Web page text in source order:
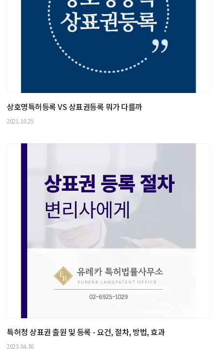
상호명특허등록 VS 상표권등록 뭐가 다를까
2021.10.25
특허청 상표권 출원 및 등록 - 요건, 절차, 방법, 효과
2023.04.30